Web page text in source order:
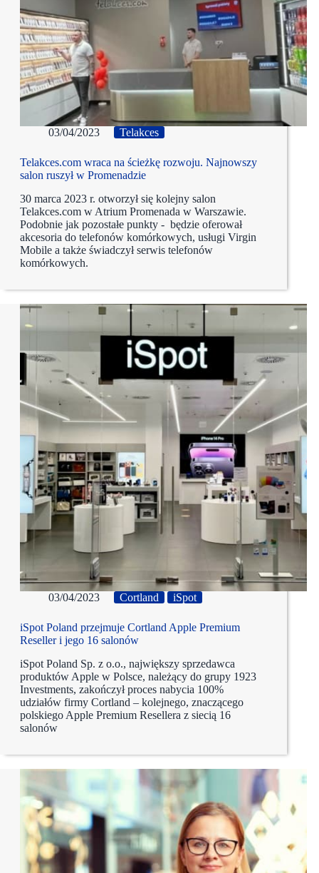
03/04/2023 Telakces
Telakces.com wraca na ścieżkę rozwoju. Najnowszy
salon ruszył w Promenadzie
30 marca 2023 r. otworzył się kolejny salon
Telakces.com w Atrium Promenada w Warszawie.
Podobnie jak pozostałe punkty - będzie oferował
akcesoria do telefonów komórkowych, usługi Virgin
Mobile a także świadczył serwis telefonów
komórkowych.
03/04/2023 Cortland iSpot
iSpot Poland przejmuje Cortland Apple Premium
Reseller i jego 16 salonów
iSpot Poland Sp. z o.o., największy sprzedawca
produktów Apple w Polsce, należący do grupy 1923
Investments, zakończył proces nabycia 100%
udziałów firmy Cortland – kolejnego, znaczącego
polskiego Apple Premium Resellera z siecią 16
salonów